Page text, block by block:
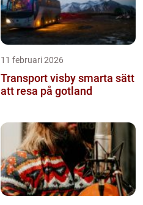
11 februari 2026
Transport visby smarta sätt
att resa på gotland